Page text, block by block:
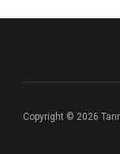
Copyright © 2026